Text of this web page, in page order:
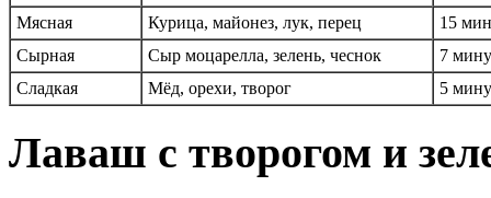
Мясная
Курица, майонез, лук, перец
15
Сырная
Сыр моцарелла, зелень, чеснок
7
Сладкая
Мёд, орехи, творог 5
Лаваш с творогом и